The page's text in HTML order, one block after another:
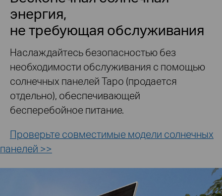
энергия,
не требующая обслуживания
Наслаждайтесь безопасностью без
необходимости обслуживания с помощью
солнечных панелей Tapo (продается
отдельно), обеспечивающей
бесперебойное питание.
Проверьте совместимые модели солнечных
панелей >>